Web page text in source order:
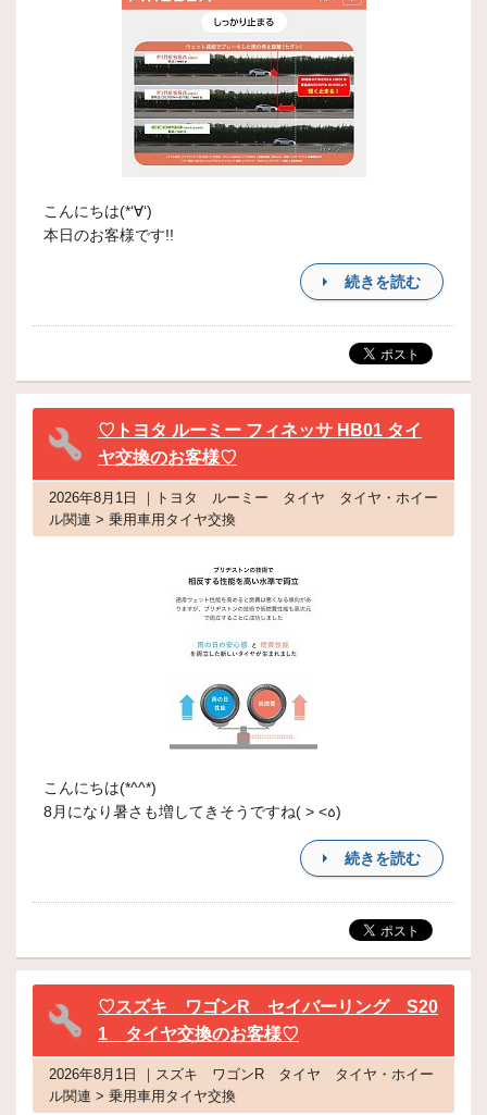
こんにちは(*‘∀‘)
本日のお客様です!!
続きを読む
♡トヨタ ルーミー フィネッサ HB01 タイ
ヤ交換のお客様♡
2026年8月1日 ｜トヨタ ルーミー タイヤ タイヤ・ホイー
ル関連 > 乗用車用タイヤ交換
こんにちは(*^^*)
8月になり暑さも増してきそうですね( > <꧞)
続きを読む
♡スズキ ワゴンR セイバーリング S20
1 タイヤ交換のお客様♡
2026年8月1日 ｜スズキ ワゴンR タイヤ タイヤ・ホイー
ル関連 > 乗用車用タイヤ交換